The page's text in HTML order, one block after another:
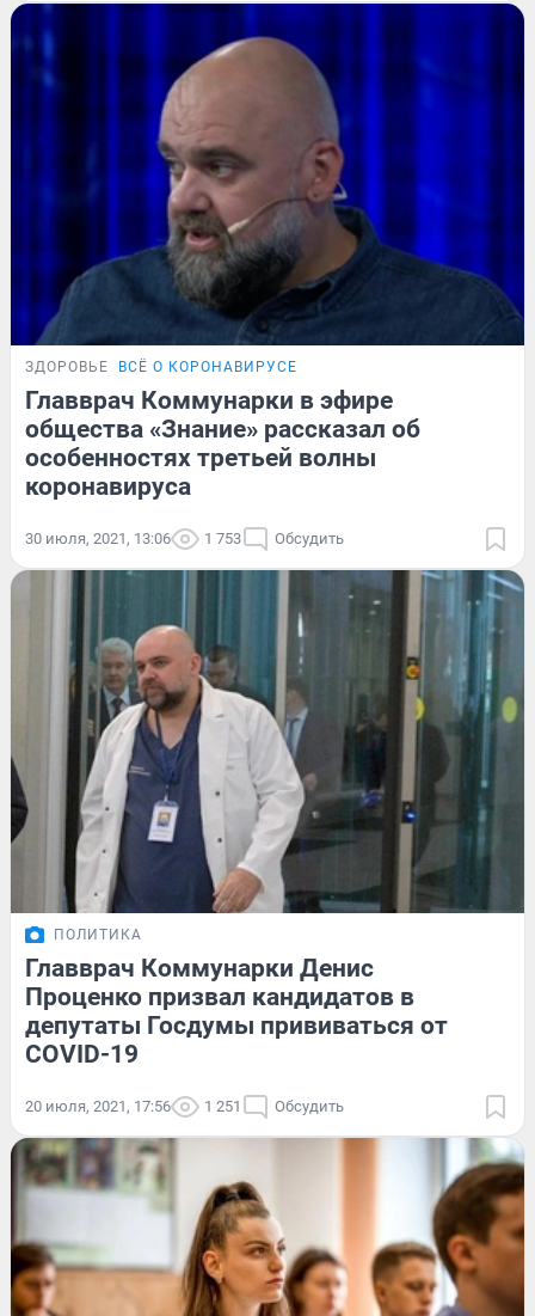
ЗДОРОВЬЕ ВСЁ О КОРОНАВИРУСЕ
Главврач Коммунарки в эфире
общества «Знание» рассказал об
особенностях третьей волны
коронавируса
30 июля, 2021, 13:06 1 753 Обсудить
ПОЛИТИКА
Главврач Коммунарки Денис
Проценко призвал кандидатов в
депутаты Госдумы прививаться от
COVID-19
20 июля, 2021, 17:56 1 251 Обсудить